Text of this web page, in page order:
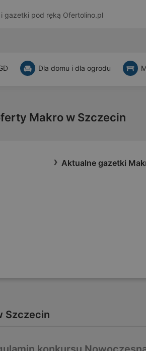
gazetki pod ręką Ofertolino.pl
Dla domu i dla ogrodu
Makro w Szczecin
Aktualne gazetki
Szczecin